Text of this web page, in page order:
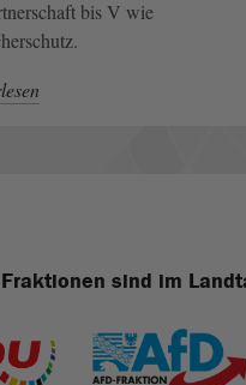
bis V wie
sind im